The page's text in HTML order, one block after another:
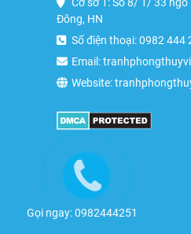
Đông, HN
Số điện thoại: 0982 444
Email:
Website:
Gọi ngay: 0982444251